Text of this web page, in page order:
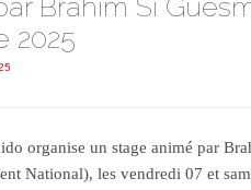
Brahim Si
2025
organise un stage animé par
National), les vendredi 07 et